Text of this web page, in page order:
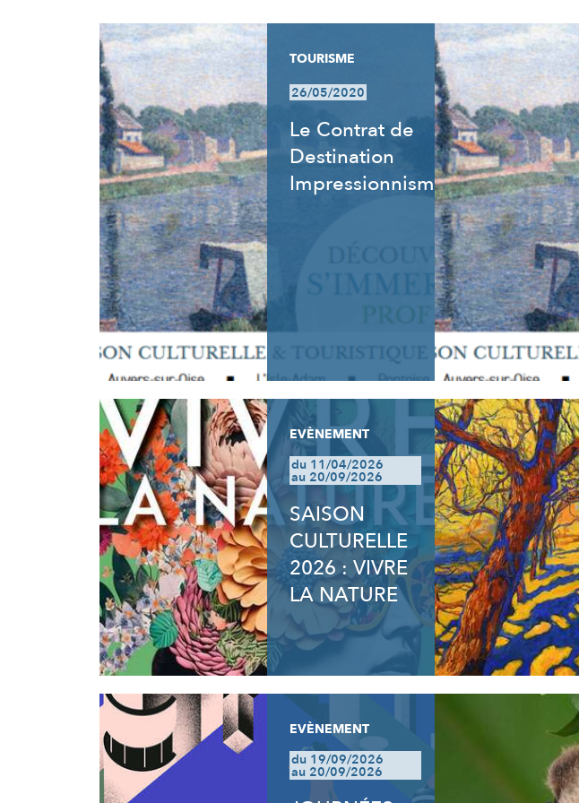
RÉSULTATS
TOURISME
26/05/2020
Le Contrat de
Destination
Impressionnisme
EVÈNEMENT
du 11/04/2026
au 20/09/2026
SAISON
CULTURELLE
2026 : VIVRE
LA NATURE
EVÈNEMENT
du 19/09/2026
au 20/09/2026